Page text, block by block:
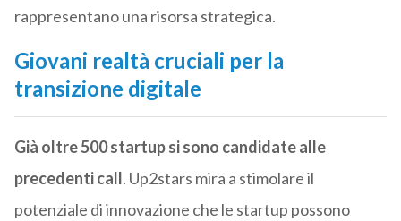
rappresentano una risorsa strategica.
Giovani realtà cruciali per la
transizione digitale
Già oltre 500 startup si sono candidate alle
precedenti call. Up2stars mira a stimolare il
potenziale di innovazione che le startup possono